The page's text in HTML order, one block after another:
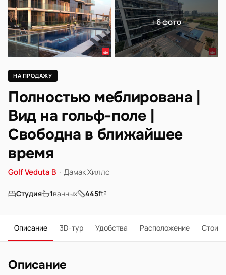
+6 фото
НА ПРОДАЖУ
Полностью меблирована |
Вид на гольф-поле |
Свободна в ближайшее
время
Golf Veduta B · Дамак Хиллс
Студия 1ванных 445ft²
Описание 3D-тур Удобства Расположение
Описание